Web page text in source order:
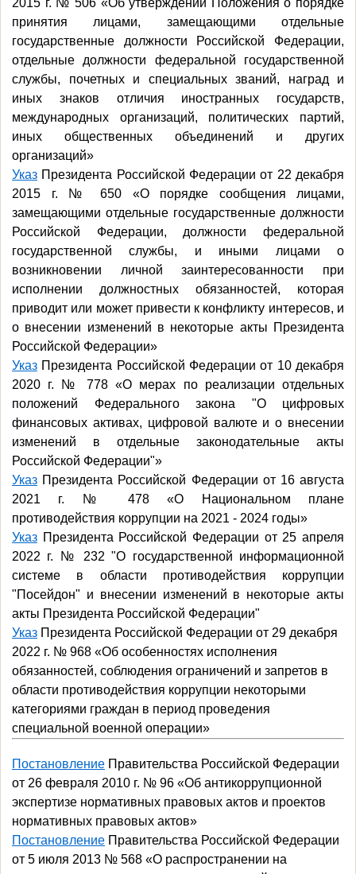
2015 г. № 506 «Об утверждении Положения о порядке
принятия лицами, замещающими отдельные
государственные должности Российской Федерации,
отдельные должности федеральной государственной
службы, почетных и специальных званий, наград и
иных знаков отличия иностранных государств,
международных организаций, политических партий,
иных общественных объединений и других
организаций»
Указ Президента Российской Федерации от 22 декабря
2015 г. № 650 «О порядке сообщения лицами,
замещающими отдельные государственные должности
Российской Федерации, должности федеральной
государственной службы, и иными лицами о
возникновении личной заинтересованности при
исполнении должностных обязанностей, которая
приводит или может привести к конфликту интересов, и
о внесении изменений в некоторые акты Президента
Российской Федерации»
Указ Президента Российской Федерации от 10 декабря
2020 г. № 778 «О мерах по реализации отдельных
положений Федерального закона "О цифровых
финансовых активах, цифровой валюте и о внесении
изменений в отдельные законодательные акты
Российской Федерации"»
Указ Президента Российской Федерации от 16 августа
2021 г. № 478 «О Национальном плане
противодействия коррупции на 2021 - 2024 годы»
Указ Президента Российской Федерации от 25 апреля
2022 г. № 232 "О государственной информационной
системе в области противодействия коррупции
"Посейдон" и внесении изменений в некоторые акты
акты Президента Российской Федерации"
Указ Президента Российской Федерации от 29 декабря
2022 г. № 968 «Об особенностях исполнения
обязанностей, соблюдения ограничений и запретов в
области противодействия коррупции некоторыми
категориями граждан в период проведения
специальной военной операции»
Постановление Правительства Российской Федерации
от 26 февраля 2010 г. № 96 «Об антикоррупционной
экспертизе нормативных правовых актов и проектов
нормативных правовых актов»
Постановление Правительства Российской Федерации
от 5 июля 2013 № 568 «О распространении на